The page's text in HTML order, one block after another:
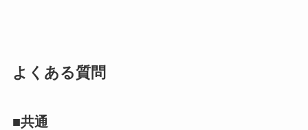
よくある質問
■共通